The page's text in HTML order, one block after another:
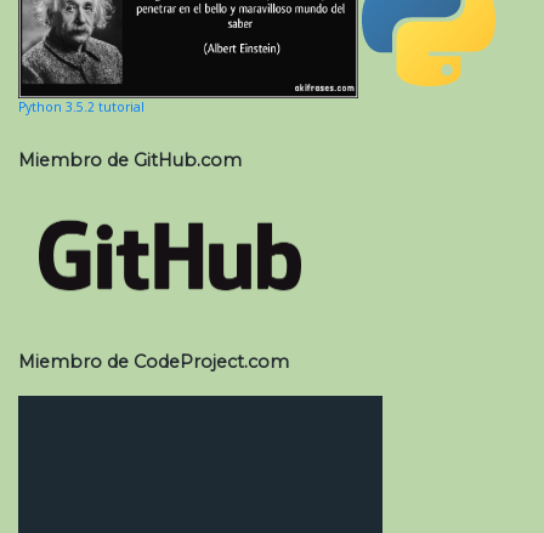
Python 3.5.2 tutorial
Miembro de GitHub.com
Miembro de CodeProject.com